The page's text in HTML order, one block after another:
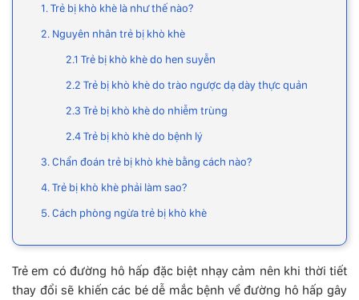
1. Trẻ bị khò khè là như thế nào?
2. Nguyên nhân trẻ bị khò khè
2.1 Trẻ bị khò khè do hen suyễn
2.2 Trẻ bị khò khè do trào ngược dạ dày thực quản
2.3 Trẻ bị khò khè do nhiễm trùng
2.4 Trẻ bị khò khè do bệnh lý
3. Chẩn đoán trẻ bị khò khè bằng cách nào?
4. Trẻ bị khò khè phải làm sao?
5. Cách phòng ngừa trẻ bị khò khè
Trẻ em có đường hô hấp đặc biệt nhạy cảm nên khi thời tiết
thay đổi sẽ khiến các bé dễ mắc bệnh về đường hô hấp gây